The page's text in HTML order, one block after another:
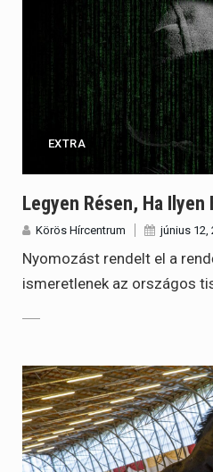
EXTRA
Legyen Résen, Ha Ilyen
Körös Hírcentrum június 12,
Nyomozást rendelt el a
ismeretlenek az országos